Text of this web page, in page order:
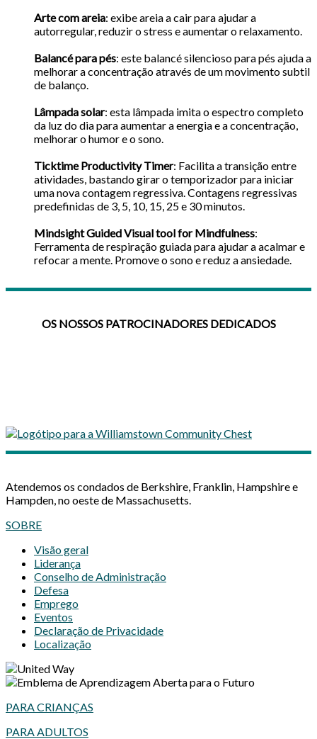
Arte com areia: exibe areia a cair para ajudar a
autorregular, reduzir o stress e aumentar o relaxamento.
Balancé para pés: este balancé silencioso para pés ajuda a
melhorar a concentração através de um movimento subtil
de balanço.
Lâmpada solar: esta lâmpada imita o espectro completo
da luz do dia para aumentar a energia e a concentração,
melhorar o humor e o sono.
Ticktime Productivity Timer: Facilita a transição entre
atividades, bastando girar o temporizador para iniciar
uma nova contagem regressiva. Contagens regressivas
predefinidas de 3, 5, 10, 15, 25 e 30 minutos.
Mindsight Guided Visual tool for Mindfulness:
Ferramenta de respiração guiada para ajudar a acalmar e
refocar a mente. Promove o sono e reduz a ansiedade.
OS NOSSOS PATROCINADORES DEDICADOS
Atendemos os condados de Berkshire, Franklin, Hampshire e
Hampden, no oeste de Massachusetts.
SOBRE
Visão geral
Liderança
Conselho de Administração
Defesa
Emprego
Eventos
Declaração de Privacidade
Localização
PARA CRIANÇAS
PARA ADULTOS